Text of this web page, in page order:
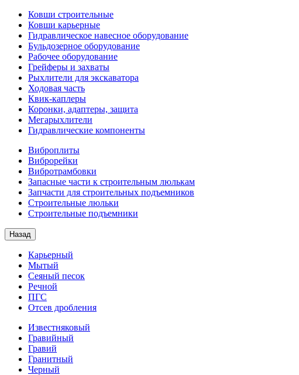
Ковши строительные
Ковши карьерные
Гидравлическое навесное оборудование
Бульдозерное оборудование
Рабочее оборудование
Грейферы и захваты
Рыхлители для экскаватора
Ходовая часть
Квик-каплеры
Коронки, адаптеры, защита
Мегарыхлители
Гидравлические компоненты
Виброплиты
Виброрейки
Вибротрамбовки
Запасные части к строительным люлькам
Запчасти для строительных подъемников
Строительные люльки
Строительные подъемники
Назад
Карьерный
Мытый
Сеяный песок
Речной
ПГС
Отсев дробления
Известняковый
Гравийный
Гравий
Гранитный
Черный